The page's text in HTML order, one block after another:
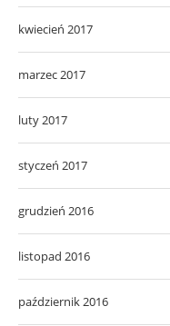
kwiecień 2017
marzec 2017
luty 2017
styczeń 2017
grudzień 2016
listopad 2016
październik 2016